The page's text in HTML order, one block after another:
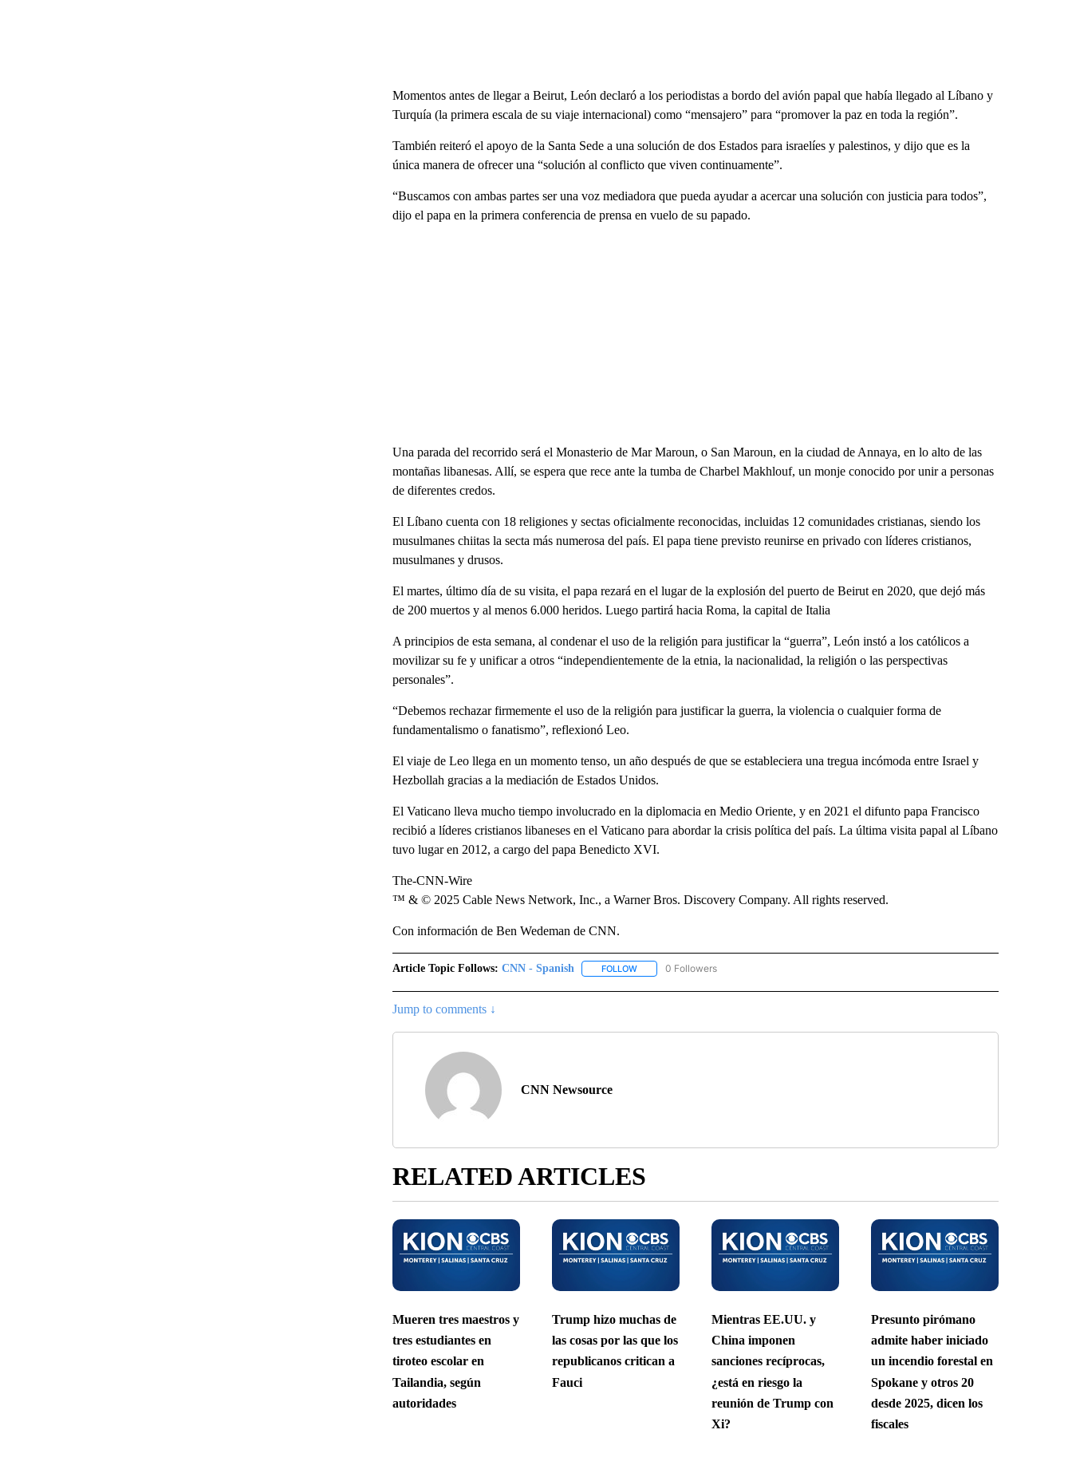
Momentos antes de llegar a Beirut, León declaró a los periodistas a bordo del avión papal que había llegado al Líbano y
Turquía (la primera escala de su viaje internacional) como “mensajero” para “promover la paz en toda la región”.
También reiteró el apoyo de la Santa Sede a una solución de dos Estados para israelíes y palestinos, y dijo que es la
única manera de ofrecer una “solución al conflicto que viven continuamente”.
“Buscamos con ambas partes ser una voz mediadora que pueda ayudar a acercar una solución con justicia para todos”,
dijo el papa en la primera conferencia de prensa en vuelo de su papado.
Una parada del recorrido será el Monasterio de Mar Maroun, o San Maroun, en la ciudad de Annaya, en lo alto de las
montañas libanesas. Allí, se espera que rece ante la tumba de Charbel Makhlouf, un monje conocido por unir a personas
de diferentes credos.
El Líbano cuenta con 18 religiones y sectas oficialmente reconocidas, incluidas 12 comunidades cristianas, siendo los
musulmanes chiitas la secta más numerosa del país. El papa tiene previsto reunirse en privado con líderes cristianos,
musulmanes y drusos.
El martes, último día de su visita, el papa rezará en el lugar de la explosión del puerto de Beirut en 2020, que dejó más
de 200 muertos y al menos 6.000 heridos. Luego partirá hacia Roma, la capital de Italia
A principios de esta semana, al condenar el uso de la religión para justificar la “guerra”, León instó a los católicos a
movilizar su fe y unificar a otros “independientemente de la etnia, la nacionalidad, la religión o las perspectivas
personales”.
“Debemos rechazar firmemente el uso de la religión para justificar la guerra, la violencia o cualquier forma de
fundamentalismo o fanatismo”, reflexionó Leo.
El viaje de Leo llega en un momento tenso, un año después de que se estableciera una tregua incómoda entre Israel y
Hezbollah gracias a la mediación de Estados Unidos.
El Vaticano lleva mucho tiempo involucrado en la diplomacia en Medio Oriente, y en 2021 el difunto papa Francisco
recibió a líderes cristianos libaneses en el Vaticano para abordar la crisis política del país. La última visita papal al Líbano
tuvo lugar en 2012, a cargo del papa Benedicto XVI.
The-CNN-Wire
™ & © 2025 Cable News Network, Inc., a Warner Bros. Discovery Company. All rights reserved.
Con información de Ben Wedeman de CNN.
Article Topic Follows: CNN - Spanish FOLLOWFOLLOW "CNN - SPANISH" TO RECEIVE NOTIFICATIONS ABOUT NEW PAGES ON "CNN - SPANISH".
0 Followers
Jump to comments ↓
CNN Newsource
RELATED ARTICLES
Mueren tres maestros y
tres estudiantes en
tiroteo escolar en
Tailandia, según
autoridades
Trump hizo muchas de
las cosas por las que los
republicanos critican a
Fauci
Mientras EE.UU. y
China imponen
sanciones recíprocas,
¿está en riesgo la
reunión de Trump con
Xi?
Presunto pirómano
admite haber iniciado
un incendio forestal en
Spokane y otros 20
desde 2025, dicen los
fiscales